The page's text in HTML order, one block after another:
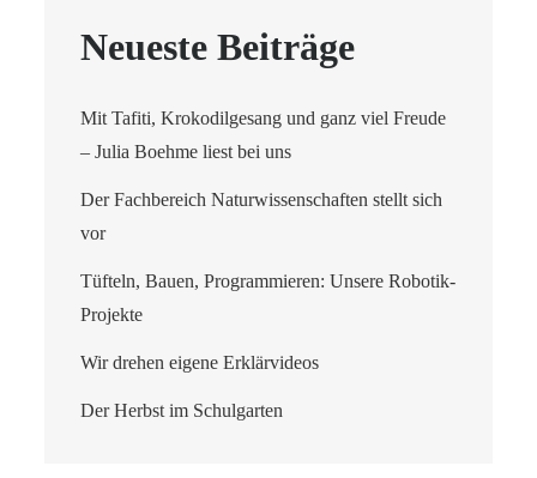
Neueste Beiträge
Mit Tafiti, Krokodilgesang und ganz viel Freude
– Julia Boehme liest bei uns
Der Fachbereich Naturwissenschaften stellt sich
vor
Tüfteln, Bauen, Programmieren: Unsere Robotik-
Projekte
Wir drehen eigene Erklärvideos
Der Herbst im Schulgarten